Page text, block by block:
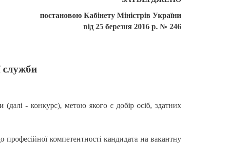
постановою Кабінету Міністрів України
від 25 березня 2016 р. № 246
служби
- конкурс), метою якого є добір осіб, здатних
компетентності кандидата на вакантну